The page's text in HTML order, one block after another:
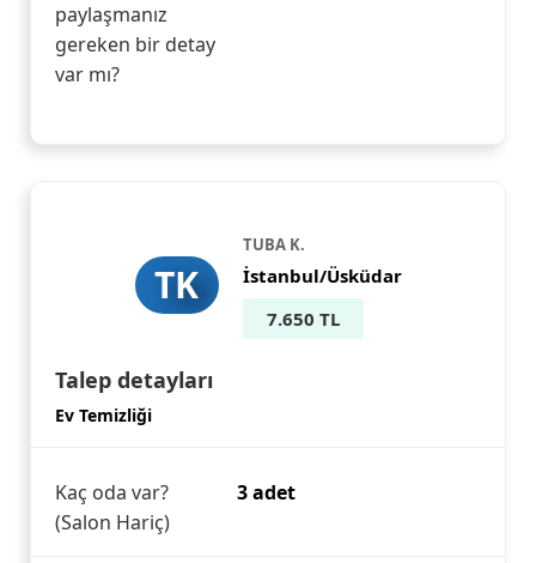
paylaşmanız
gereken bir detay
var mı?
TK
TUBA K.
İstanbul/Üsküdar
7.650 TL
Talep detayları
Ev Temizliği
Kaç oda var?
(Salon Hariç)
3 adet